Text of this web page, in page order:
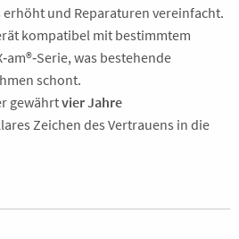
erhöht und Reparaturen vereinfacht.
kompatibel mit bestimmtem
was bestehende
schont.
gewährtvier Jahre
Zeichen des Vertrauens in die